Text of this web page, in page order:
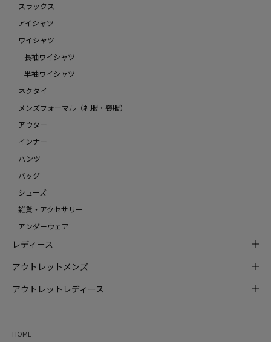
スラックス
アイシャツ
ワイシャツ
長袖ワイシャツ
半袖ワイシャツ
ネクタイ
メンズフォーマル（礼服・喪服）
アウター
インナー
パンツ
バッグ
シューズ
雑貨・アクセサリー
アンダーウェア
レディース
アウトレットメンズ
アウトレットレディース
HOME